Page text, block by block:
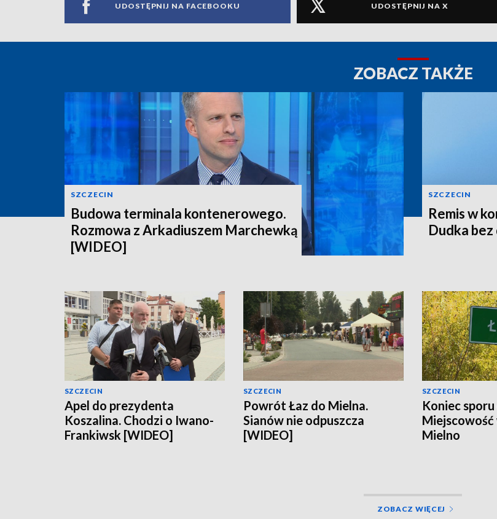
UDOSTĘPNIJ NA FACEBOOKU UDOSTĘPNIJ NA X
ZOBACZ TAKŻE
SZCZECIN
Budowa terminala kontenerowego.
Rozmowa z Arkadiuszem Marchewką
[WIDEO]
SZCZECIN
Remis w
Dudka
SZCZECIN
Apel do prezydenta
Koszalina. Chodzi o Iwano-
Frankiwsk [WIDEO]
SZCZECIN
Powrót Łaz do Mielna.
Sianów nie odpuszcza
[WIDEO]
SZCZECIN
Koniec sporu
Mielno
ZOBACZ WIĘCEJ